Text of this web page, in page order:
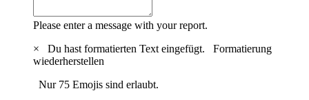
Please enter a message with your report.
×
Du hast formatierten Text eingefügt. Formatierung
wiederherstellen
Nur 75 Emojis sind erlaubt.